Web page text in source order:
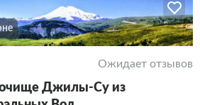
Ожидает отзывов
Джилы-Су из